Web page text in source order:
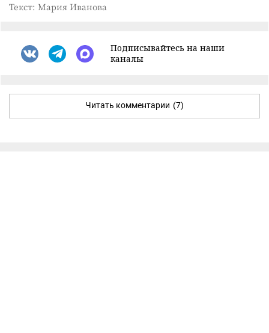
Текст: Мария Иванова
Подписывайтесь на наши
каналы
Читать комментарии (7)